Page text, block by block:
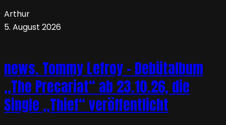
Arthur
5. August 2026
news. Tommy Lefroy – Debütalbum
„The Precariat“ ab 23.10.26, die
Single „Thief“ veröffentlicht